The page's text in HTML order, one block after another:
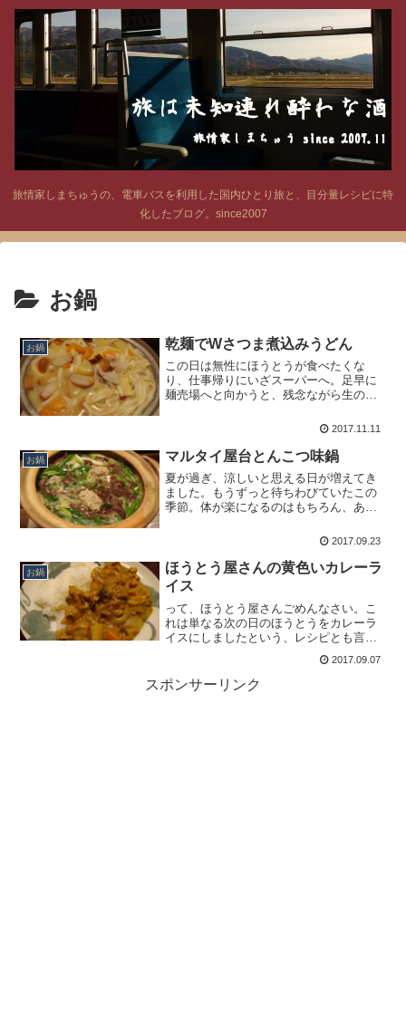
旅情家しまちゅうの、電車バスを利用した国内ひとり旅と、目分量レシピに特
化したブログ。since2007
お鍋
お鍋 乾麺でWさつま煮込みうどん
この日は無性にほうとうが食べたくな
り、仕事帰りにいざスーパーへ。足早に
麺売場へと向かうと、残念ながら生のほ
は売っていましたが、それではあの独特
込み麺がどうしても食べたい...
2017.11.11
お鍋 マルタイ屋台とんこつ味鍋
夏が過ぎ、涼しいと思える日が増えてき
ました。もうずっと待ちわびていたこの
季節。体が楽になるのはもちろん、あの
嬉しいのです。その鉄板メニューという
たっぷりと摂れるし、何よ...
2017.09.23
お鍋
ほうとう屋さんの黄色いカレーラ
イス
って、ほうとう屋さんごめんなさい。こ
れは単なる次の日のほうとうをカレーラ
イスにしましたという、レシピとも言え
んです。おそば屋さんのカレーって独特
で美味しいでしょ？それはルーではなく
粉でとろみづけし、ベース...
2017.09.07
スポンサーリンク